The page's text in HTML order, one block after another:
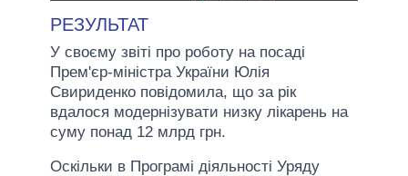
РЕЗУЛЬТАТ
У своєму звіті про роботу на посаді
Прем'єр-міністра України Юлія
Свириденко повідомила, що за рік
вдалося модернізувати низку лікарень на
суму понад 12 млрд грн.
Оскільки в Програмі діяльності Уряду